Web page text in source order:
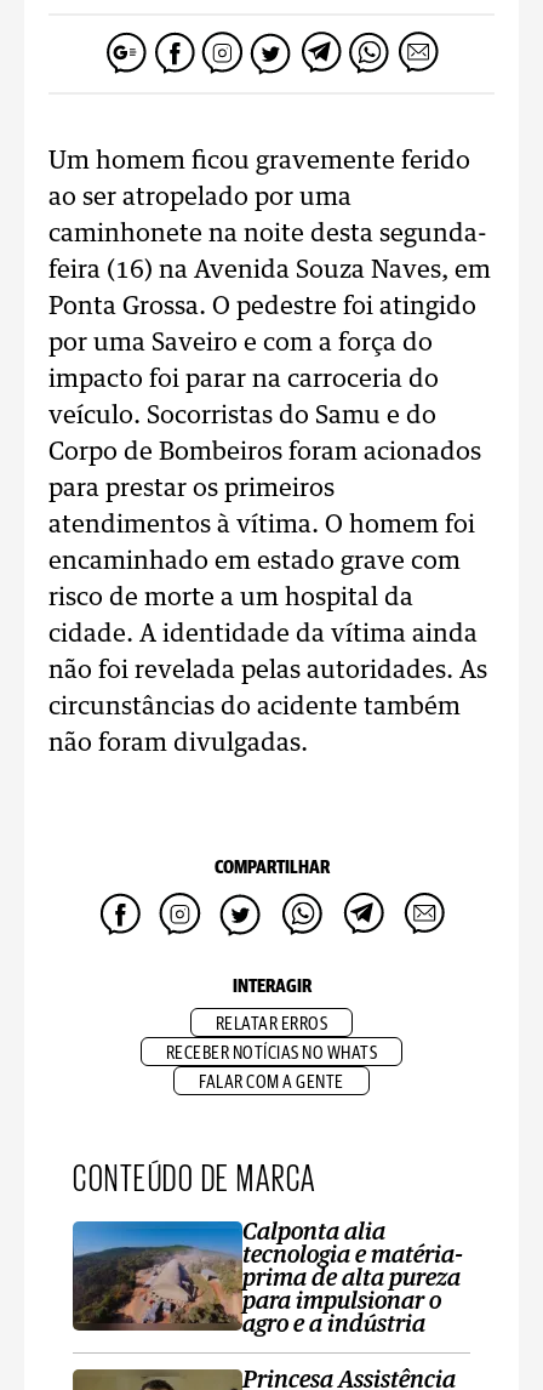
Um homem ficou gravemente ferido
ao ser atropelado por uma
caminhonete na noite desta segunda-
feira (16) na Avenida Souza Naves, em
Ponta Grossa. O pedestre foi atingido
por uma Saveiro e com a força do
impacto foi parar na carroceria do
veículo. Socorristas do Samu e do
Corpo de Bombeiros foram acionados
para prestar os primeiros
atendimentos à vítima. O homem foi
encaminhado em estado grave com
risco de morte a um hospital da
cidade. A identidade da vítima ainda
não foi revelada pelas autoridades. As
circunstâncias do acidente também
não foram divulgadas.
COMPARTILHAR
INTERAGIR
RELATAR ERROS
RECEBER NOTÍCIAS NO WHATS
FALAR COM A GENTE
CONTEÚDO DE MARCA
Calponta alia
tecnologia e matéria-
prima de alta pureza
para impulsionar o
agro e a indústria
Princesa Assistência